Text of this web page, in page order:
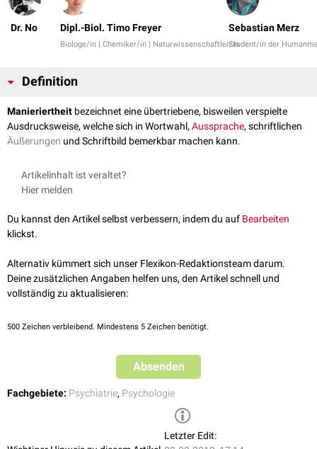
Dr. No Dipl.-Biol. Timo Freyer
Biologe/in | Chemiker/in | Naturwissenschaftler/in
Sebastian Merz
Student/in der
Definition
Manieriertheit bezeichnet eine übertriebene, bisweilen verspielte
Ausdrucksweise, welche sich in Wortwahl, Aussprache, schriftlichen
Äußerungen und Schriftbild bemerkbar machen kann.
Artikelinhalt ist veraltet?
Hier melden
Du kannst den Artikel selbst verbessern, indem du auf Bearbeiten
klickst.
Alternativ kümmert sich unser Flexikon-Redaktionsteam darum.
Deine zusätzlichen Angaben helfen uns, den Artikel schnell und
vollständig zu aktualisieren:
500 Zeichen verbleibend. Mindestens 5 Zeichen benötigt.
Absenden
Fachgebiete: Psychiatrie, Psychologie
Letzter Edit: